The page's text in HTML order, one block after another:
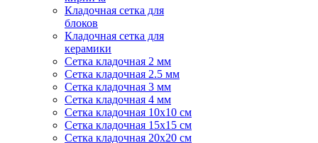
Кладочная сетка для
блоков
Кладочная сетка для
керамики
Сетка кладочная 2 мм
Сетка кладочная 2.5 мм
Сетка кладочная 3 мм
Сетка кладочная 4 мм
Сетка кладочная 10x10 см
Сетка кладочная 15x15 см
Сетка кладочная 20x20 см